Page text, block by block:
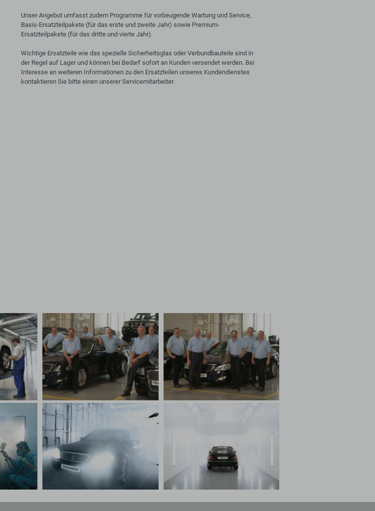
Unser Angebot umfasst zudem Programme für vorbeugende Wartung und Service,
Basis-Ersatzteilpakete (für das erste und zweite Jahr) sowie Premium-
Ersatzteilpakete (für das dritte und vierte Jahr).
Wichtige Ersatzteile wie das spezielle Sicherheitsglas oder Verbundbauteile sind in
der Regel auf Lager und können bei Bedarf sofort an Kunden versendet werden. Bei
Interesse an weiteren Informationen zu den Ersatzteilen unseres Kundendienstes
kontaktieren Sie bitte einen unserer Servicemitarbeiter.